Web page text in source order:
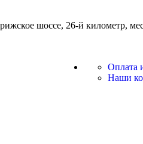
шоссе, 26-й километр,
Оплата
Наши